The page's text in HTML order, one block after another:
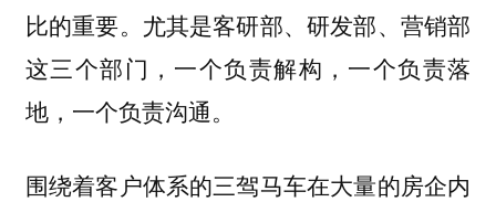
比的重要。尤其是客研部、研发部、营销部
这三个部门，一个负责解构，一个负责落
地，一个负责沟通。
围绕着客户体系的三驾马车在大量的房企内